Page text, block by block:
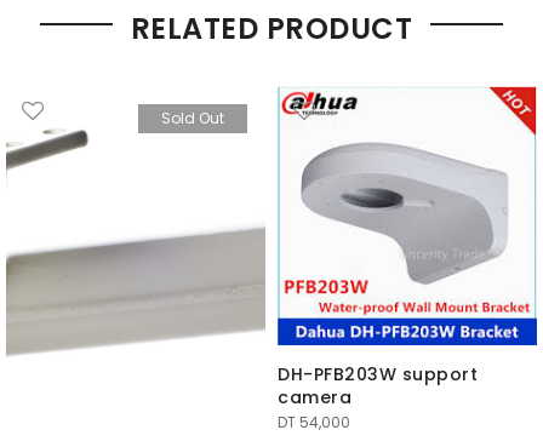
RELATED PRODUCT
Sold Out
DH-PFB203W support
camera
DT 54,000